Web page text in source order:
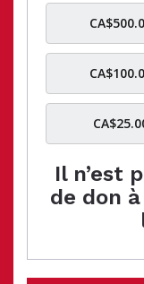
Il n’est
de don